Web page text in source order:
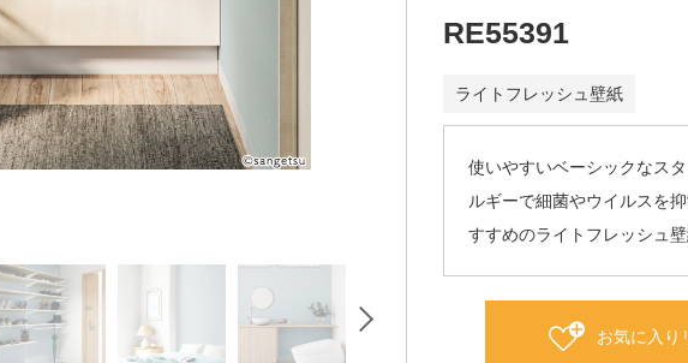
RE55391
ライトフレッシュ壁紙
使いやすいベーシックなス
ルギーで細菌やウイルスを
すすめのライトフレッシュ壁
お気に入り